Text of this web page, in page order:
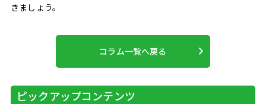
きましょう。
コラム一覧へ戻る
ピックアップコンテンツ